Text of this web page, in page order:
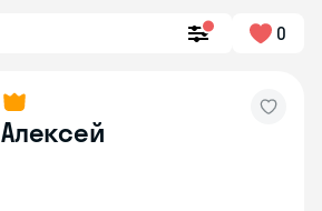
0
Алексей